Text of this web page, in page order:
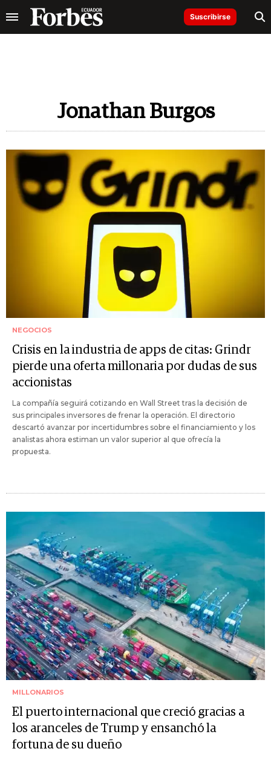
Suscribirse
Jonathan Burgos
NEGOCIOS
Crisis en la industria de apps de citas: Grindr
pierde una oferta millonaria por dudas de sus
accionistas
La compañía seguirá cotizando en Wall Street tras la decisión de
sus principales inversores de frenar la operación. El directorio
descartó avanzar por incertidumbres sobre el financiamiento y los
analistas ahora estiman un valor superior al que ofrecía la
propuesta.
MILLONARIOS
El puerto internacional que creció gracias a
los aranceles de Trump y ensanchó la
fortuna de su dueño